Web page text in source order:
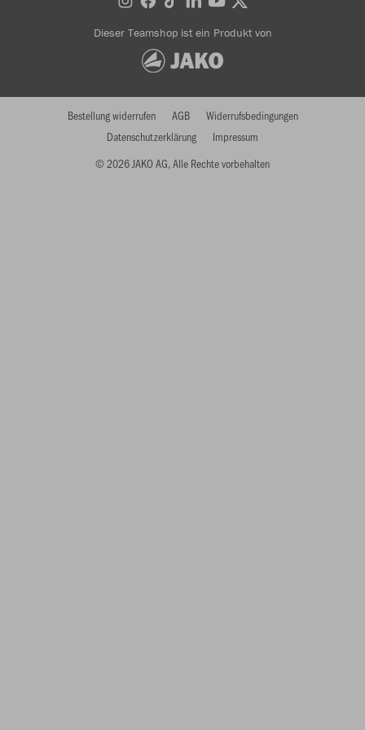
Dieser Teamshop ist ein Produkt von
© 2026 JAKO AG, Alle Rechte vorbehalten
Bestellung widerrufen AGB
Widerrufsbedingungen
Datenschutzerklärung
Impressum